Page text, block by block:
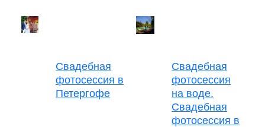
Свадебная
фотосессия в
Петергофе
Свадебная
фотосессия
на воде.
Свадебная
фотосессия в